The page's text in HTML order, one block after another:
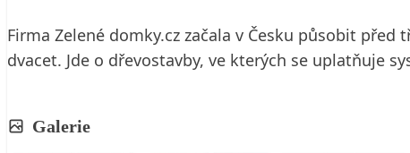
Firma Zelené domky.cz začala v Česku působit
dvacet. Jde o dřevostavby, ve kterých se uplatňuje
Galerie